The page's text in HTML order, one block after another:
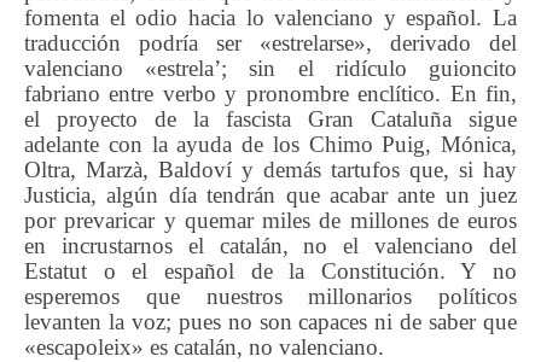
fomenta el odio hacia lo valenciano y español. La
traducción podría ser «estrelarse», derivado del
valenciano «estrela’; sin el ridículo guioncito
fabriano entre verbo y pronombre enclítico. En fin,
el proyecto de la fascista Gran Cataluña sigue
adelante con la ayuda de los Chimo Puig, Mónica,
Oltra, Marzà, Baldoví y demás tartufos que, si hay
Justicia, algún día tendrán que acabar ante un juez
por prevaricar y quemar miles de millones de euros
en incrustarnos el catalán, no el valenciano del
Estatut o el español de la Constitución. Y no
esperemos que nuestros millonarios políticos
levanten la voz; pues no son capaces ni de saber que
«escapoleix» es catalán, no valenciano.